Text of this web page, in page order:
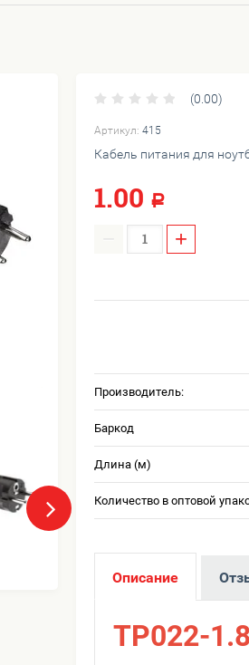
(0.00)
Артикул: 415
Кабель питания для
1.00 Р
− +
Производитель:
Баркод
Длина (м)
Количество в оптовой
Описание
TP022-